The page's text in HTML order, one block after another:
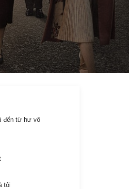
đến từ hư vô
tôi